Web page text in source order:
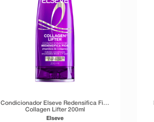
Condicionador Elseve Redensifica Fios
Collagen Lifter 200ml
Elseve